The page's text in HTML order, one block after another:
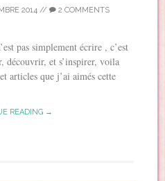
2014 // 2 COMMENTS
pas simplement écrire , c’est
découvrir, et s’inspirer, voila
articles que j’ai aimés cette
READING →